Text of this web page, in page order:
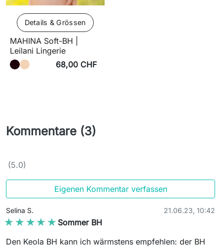
Details & Grössen
MAHINA Soft-BH |
Leilani Lingerie
68,00 CHF
Kommentare (3)
(5.0)
Eigenen Kommentar verfassen
Selina S. 21.06.23, 10:42
★★★★★
★★★★★ Sommer BH
Den Keola BH kann ich wärmstens empfehlen: der BH